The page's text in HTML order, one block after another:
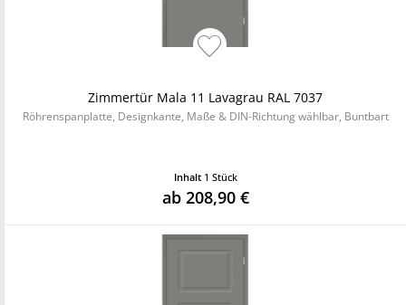
Zimmertür Mala 11 Lavagrau RAL 7037
Röhrenspanplatte, Designkante, Maße & DIN-Richtung wählbar, Buntbart
Inhalt 1 Stück
ab 208,90 €